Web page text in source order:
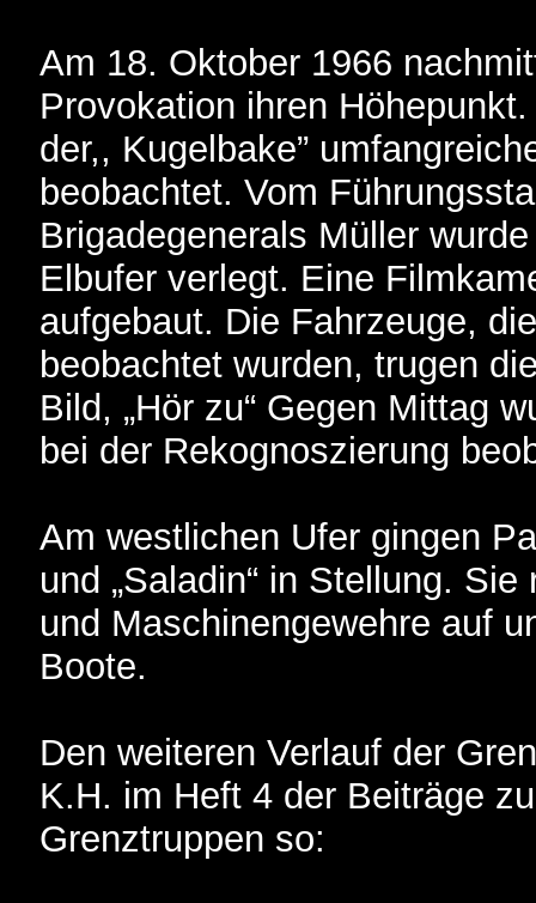
Am 18. Oktober 1966
Provokation ihren
der,, Kugelbake”
beobachtet. Vom
Brigadegenerals Müller
Elbufer verlegt. Eine
aufgebaut. Die Fahrzeuge,
beobachtet wurden, trugen
Bild, „Hör zu“ Gegen Mittag
bei der Rekognoszierung
Am westlichen Ufer gingen
und „Saladin“ in Stellung.
und Maschinengewehre auf
Boote.
Den weiteren Verlauf der
K.H. im Heft 4 der Beiträge
Grenztruppen so: